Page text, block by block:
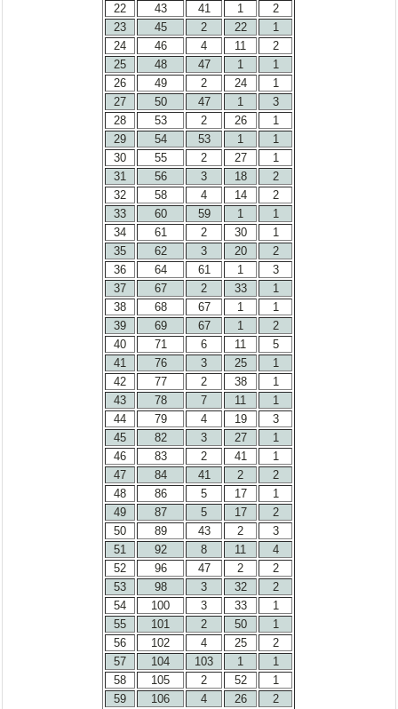
22
43 41 1
2
23
45 2 22
1
24
46 4 11
2
25
48 47 1
1
26
49 2 24
1
27
50 47 1
3
28
53 2 26
1
29
54 53 1
1
30
55 2 27
1
31
56 3 18
2
32
58 4 14
2
33
60 59 1
1
34
61 2 30
1
35
62 3 20
2
36
64 61 1
3
37
67 2 33
1
38
68 67 1
1
39
69 67 1
2
40
71 6 11
5
41
76 3 25
1
42
77 2 38
1
43
78 7 11
1
44
79 4 19
3
45
82 3 27
1
46
83 2 41
1
47
84 41 2
2
48
86 5 17
1
49
87 5 17
2
50
89 43 2
3
51
92 8 11
4
52
96 47 2
2
53
98 3 32
2
54
100 3 33
1
55
101 2 50
1
56
102 4 25
2
57
104 103 1
1
58
105 2 52
1
59
106 4 26
2